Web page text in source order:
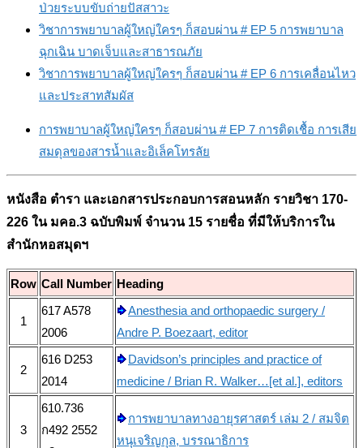
ป่วยระบบขับถ่ายปัสสาวะ
วิชาการพยาบาลผู้ใหญ่ใครๆ ก็สอบผ่าน # EP 5 การพยาบาล
ฉุกเฉิน บาดเจ็บและสาธารณภัย
วิชาการพยาบาลผู้ใหญ่ใครๆ ก็สอบผ่าน # EP 6 การเคลื่อนไหว
และประสาทสัมผัส
การพยาบาลผู้ใหญ่ใครๆ ก็สอบผ่าน # EP 7 การติดเชื้อ การเสีย
สมดุลของสารน้ำและอิเล็คโทรลัย
หนังสือ ตำรา และเอกสารประกอบการสอนหลัก รายวิชา 170-
226 ใน มคอ.3 ฉบับพิมพ์ จำนวน 15 รายชื่อ ที่มีให้บริการใน
สำนักหอสมุดฯ
Row Call Number Heading
1
617 A578
2006
Anesthesia and orthopaedic surgery /
Andre P. Boezaart, editor
2
616 D253
2014
Davidson’s principles and practice of
medicine / Brian R. Walker…[et al.], editors
3
610.736
ก492 2552
การพยาบาลทางอายุรศาสตร์ เล่ม 2 / สมจิต
หนุเจริญกุล, บรรณาธิการ